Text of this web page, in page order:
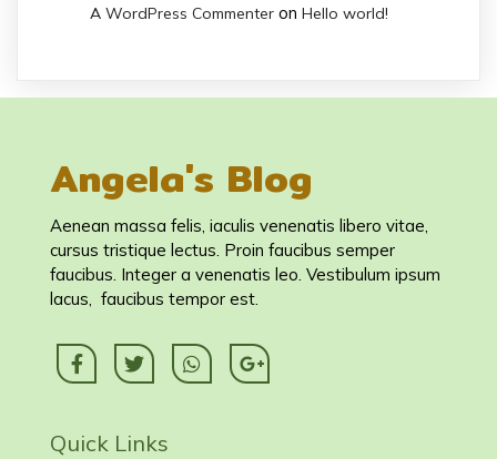
A WordPress Commenter on Hello world!
Angela's Blog
Aenean massa felis, iaculis venenatis libero vitae,
cursus tristique lectus. Proin faucibus semper
faucibus. Integer a venenatis leo. Vestibulum ipsum
lacus, faucibus tempor est.
Quick Links